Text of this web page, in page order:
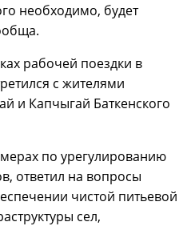
необходимо, будет
рабочей поездки в
с жителями
и Капчыгай Баткенского
по урегулированию
ответил на вопросы
чистой питьевой
сел,